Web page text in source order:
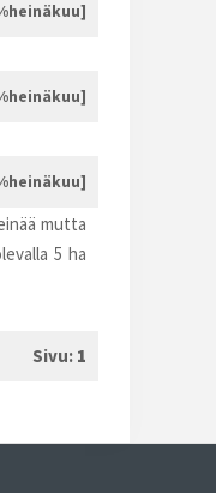
mutta
5 ha
Sivu: 1